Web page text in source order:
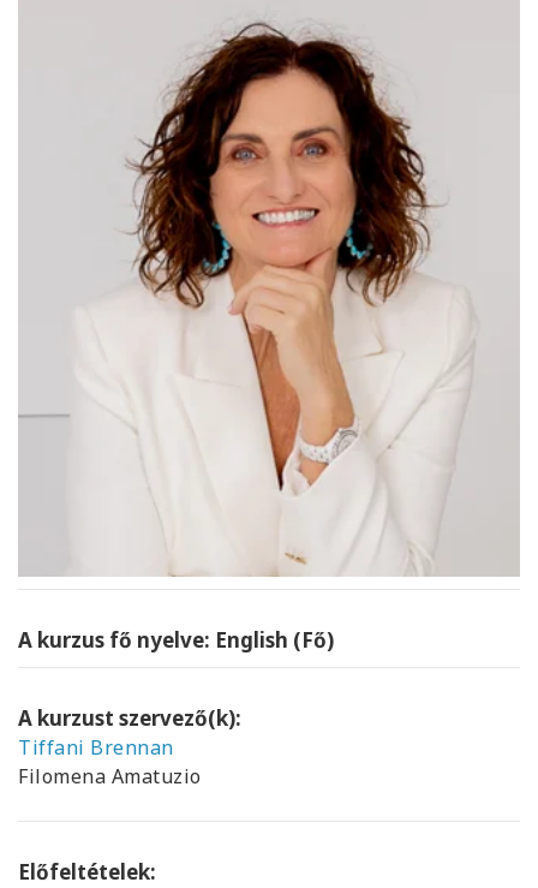
A kurzus fő nyelve: English (Fő)
A kurzust szervező(k):
Tiffani Brennan
Filomena Amatuzio
Előfeltételek: